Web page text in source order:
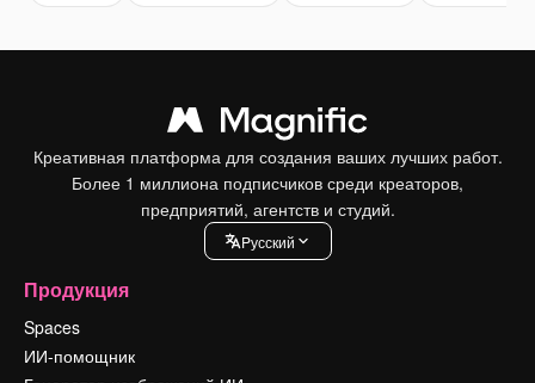
Креативная платформа для создания ваших лучших работ.
Более 1 миллиона подписчиков среди креаторов,
предприятий, агентств и студий.
Pусский
Продукция
Spaces
ИИ-помощник